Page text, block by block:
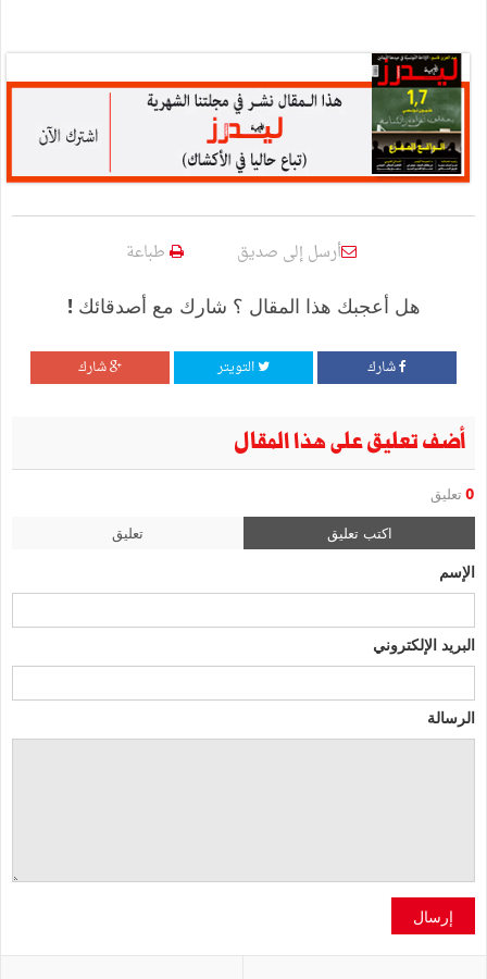
أرسل إلى صديق طباعة
هل أعجبك هذا المقال ؟ شارك مع أصدقائك !
شارك التويتر شارك
أضف تعليق على هذا المقال
0 تعليق
اكتب تعليق تعليق
الإسم
البريد الإلكتروني
الرسالة
إرسال